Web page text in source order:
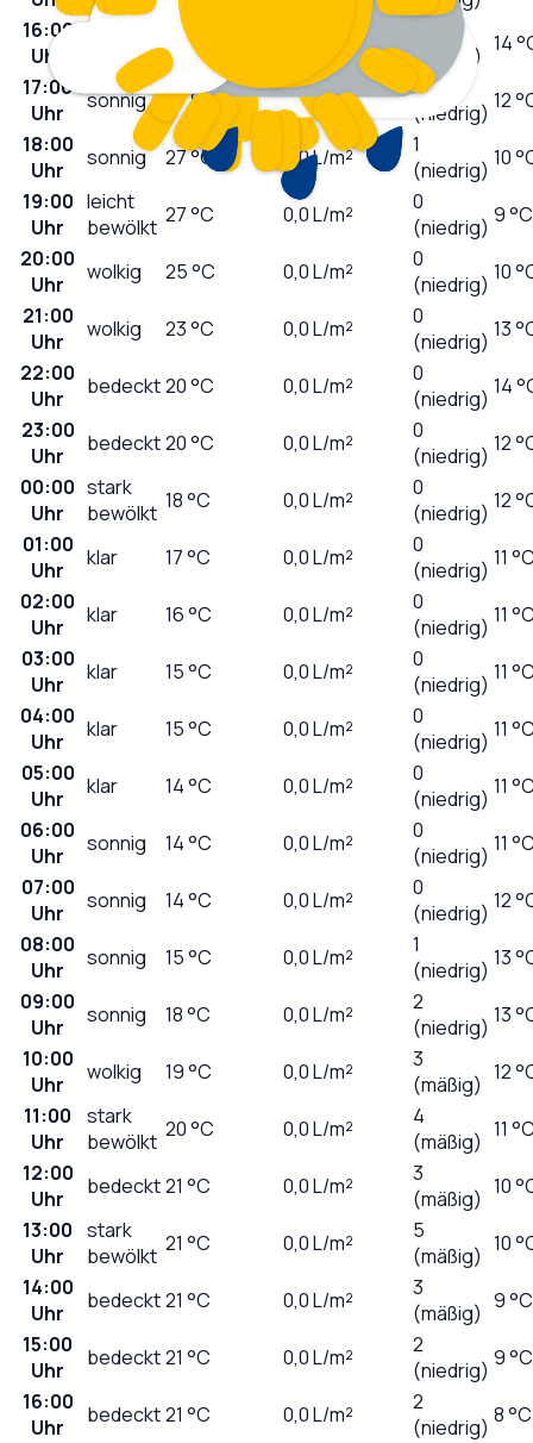
16:00
Uhr
27°C
(mäßig) 14
17:00
Uhr
sonnig 27°C 0,0L/m²
2
(niedrig) 12
18:00
Uhr
sonnig 27°C 0,0L/m²
1
(niedrig) 10
19:00
Uhr
leicht
bewölkt 27°C 0,0L/m²
0
(niedrig) 9 °C
20:00
Uhr
wolkig 25°C 0,0L/m²
0
(niedrig) 10
21:00
Uhr
wolkig 23°C 0,0L/m²
0
(niedrig) 13
22:00
Uhr
bedeckt20°C 0,0L/m²
0
(niedrig) 14
23:00
Uhr
bedeckt20°C 0,0L/m²
0
(niedrig) 12
00:00
Uhr
stark
bewölkt 18°C 0,0L/m²
0
(niedrig) 12
01:00
Uhr
klar 17°C 0,0L/m²
0
(niedrig) 11
02:00
Uhr
klar 16°C 0,0L/m²
0
(niedrig) 11
03:00
Uhr
klar 15°C 0,0L/m²
0
(niedrig) 11
04:00
Uhr
klar 15°C 0,0L/m²
0
(niedrig) 11
05:00
Uhr
klar 14°C 0,0L/m²
0
(niedrig) 11
06:00
Uhr
sonnig 14°C 0,0L/m²
0
(niedrig) 11
07:00
Uhr
sonnig 14°C 0,0L/m²
0
(niedrig) 12
08:00
Uhr
sonnig 15°C 0,0L/m²
1
(niedrig) 13
09:00
Uhr
sonnig 18°C 0,0L/m²
2
(niedrig) 13
10:00
Uhr
wolkig 19°C 0,0L/m²
3
(mäßig) 12
11:00
Uhr
stark
bewölkt 20°C 0,0L/m²
4
(mäßig) 11
12:00
Uhr
bedeckt21 °C 0,0L/m²
3
(mäßig) 10
13:00
Uhr
stark
bewölkt 21 °C 0,0L/m²
5
(mäßig) 10
14:00
Uhr
bedeckt21 °C 0,0L/m²
3
(mäßig) 9 °C
15:00
Uhr
bedeckt21 °C 0,0L/m²
2
(niedrig) 9 °C
16:00
Uhr
bedeckt21 °C 0,0L/m²
2
(niedrig) 8 °C